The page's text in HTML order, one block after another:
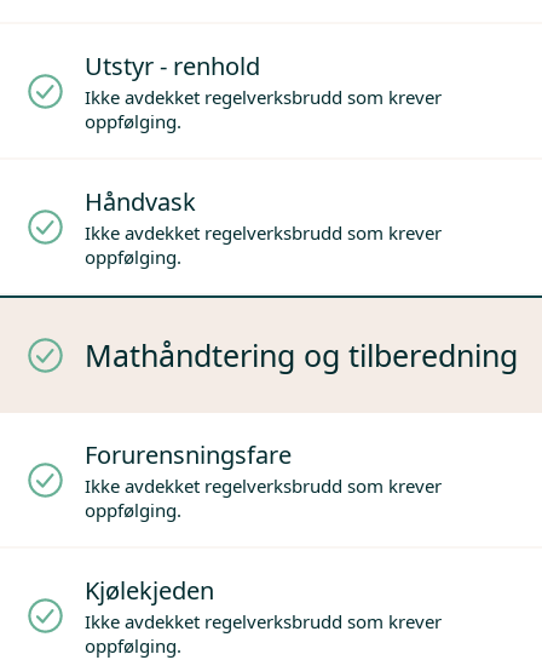
Utstyr - renhold
Ikke avdekket regelverksbrudd som krever
oppfølging.
Håndvask
Ikke avdekket regelverksbrudd som krever
oppfølging.
Mathåndtering og tilberedning
Forurensningsfare
Ikke avdekket regelverksbrudd som krever
oppfølging.
Kjølekjeden
Ikke avdekket regelverksbrudd som krever
oppfølging.